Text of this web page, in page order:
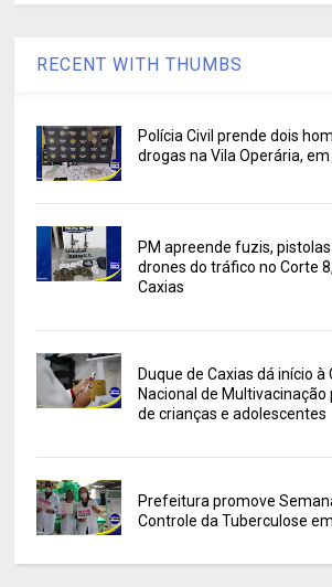
RECENT WITH THUMBS
Polícia Civil prende dois
drogas na Vila Operária,
PM apreende fuzis,
drones do tráfico no Corte
Caxias
Duque de Caxias dá início à
Nacional de
de crianças e adolescentes
Prefeitura promove
Controle da Tuberculose